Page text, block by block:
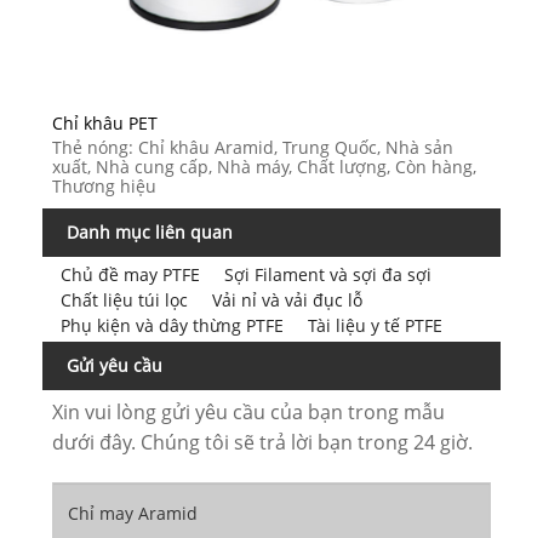
Chỉ khâu PET
Thẻ nóng: Chỉ khâu Aramid, Trung Quốc, Nhà sản
xuất, Nhà cung cấp, Nhà máy, Chất lượng, Còn hàng,
Thương hiệu
Danh mục liên quan
Chủ đề may PTFE
Sợi Filament và sợi đa sợi
Chất liệu túi lọc
Vải nỉ và vải đục lỗ
Phụ kiện và dây thừng PTFE
Tài liệu y tế PTFE
Gửi yêu cầu
Xin vui lòng gửi yêu cầu của bạn trong mẫu
dưới đây. Chúng tôi sẽ trả lời bạn trong 24 giờ.